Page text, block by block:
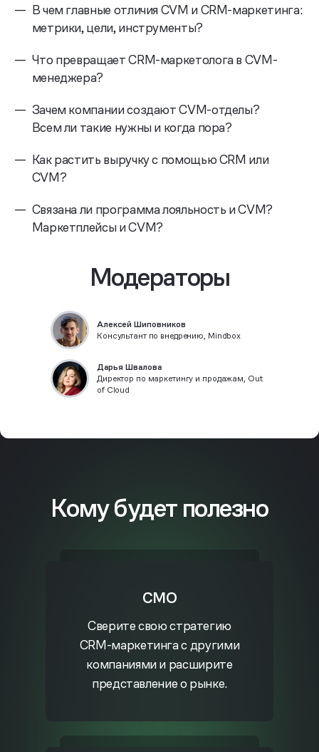
— В чем главные отличия CVM и CRM-маркетинга:
метрики, цели, инструменты?
— Что превращает CRM-маркетолога в CVM-
менеджера?
— Зачем компании создают CVM-отделы?
Всем ли такие нужны и когда пора?
— Как растить выручку с помощью CRM или
CVM?
— Связана ли программа лояльность и CVM?
Маркетплейсы и CVM?
Модераторы
Алексей Шиповников
Консультант по внедрению, Mindbox
Дарья Швалова
Директор по маркетингу и продажам, Out
of Cloud
Кому будет полезно
CMO
Сверите свою стратегию
CRM-маркетингас другими
компаниями и расширите
представление о рынке.